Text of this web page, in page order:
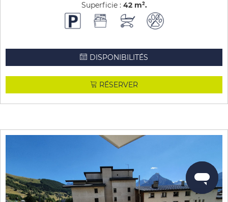
Superficie : 42 m²
DISPONIBILITÉS
RÉSERVER